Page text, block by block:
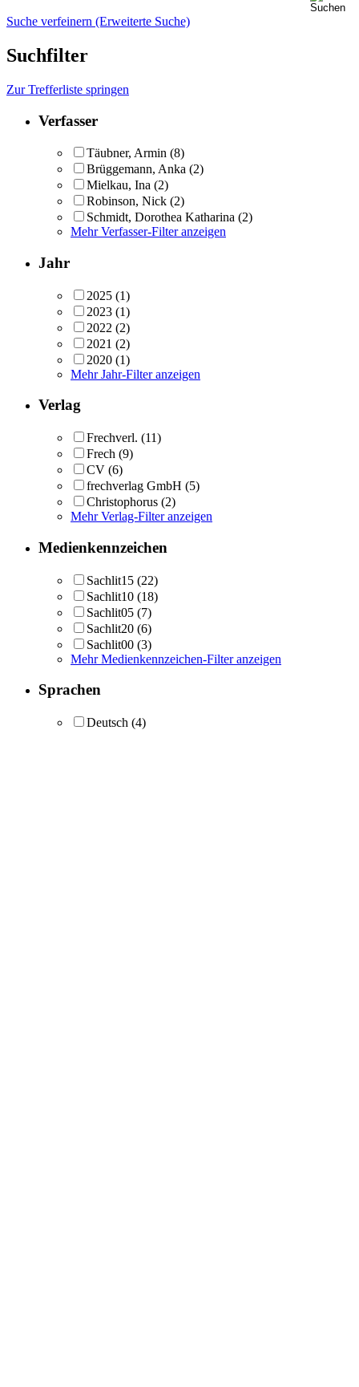
Suche verfeinern (Erweiterte Suche)
Suchfilter
Zur Trefferliste springen
Verfasser
Täubner, Armin (8)
Brüggemann, Anka (2)
Mielkau, Ina (2)
Robinson, Nick (2)
Schmidt, Dorothea Katharina (2)
Mehr Verfasser-Filter anzeigen
Jahr
2025 (1)
2023 (1)
2022 (2)
2021 (2)
2020 (1)
Mehr Jahr-Filter anzeigen
Verlag
Frechverl. (11)
Frech (9)
CV (6)
frechverlag GmbH (5)
Christophorus (2)
Mehr Verlag-Filter anzeigen
Medienkennzeichen
Sachlit15 (22)
Sachlit10 (18)
Sachlit05 (7)
Sachlit20 (6)
Sachlit00 (3)
Mehr Medienkennzeichen-Filter anzeigen
Sprachen
Deutsch (4)